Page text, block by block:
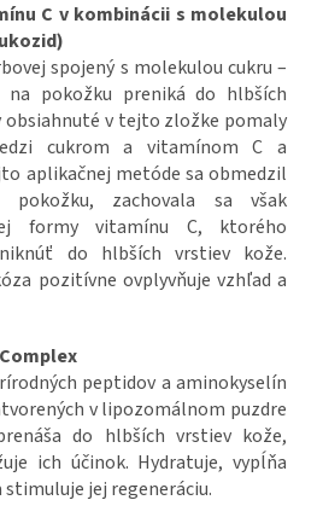
C v kombinácii s molekulou
spojený s molekulou cukru –
na pokožku preniká do hlbších
obsiahnuté v tejto zložke pomaly
cukrom a vitamínom C a
aplikačnej metóde sa obmedzil
pokožku, zachovala sa však
formy vitamínu C, ktorého
do hlbších vrstiev kože.
pozitívne ovplyvňuje vzhľad a
peptidov a aminokyselín
v lipozomálnom puzdre
do hlbších vrstiev kože,
ich účinok. Hydratuje, vypĺňa
jej regeneráciu.